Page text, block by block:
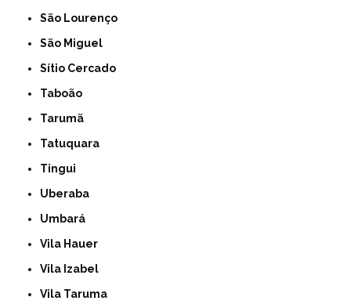
São Lourenço
São Miguel
Sítio Cercado
Taboão
Tarumã
Tatuquara
Tingui
Uberaba
Umbará
Vila Hauer
Vila Izabel
Vila Taruma